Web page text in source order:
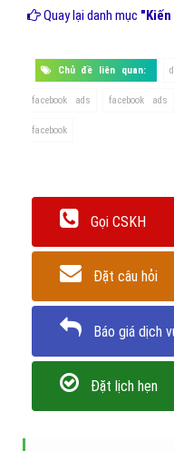
Quay lại danh mục
Chủ đề liên quan:
facebook ads facebook ads
facebook
Gọi CSKH
Đặt câu hỏi
Báo giá dịch
Đặt lịch hẹn